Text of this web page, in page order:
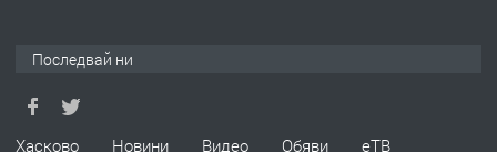
Последвай ни
Хасково Новини Видео Обяви еТВ